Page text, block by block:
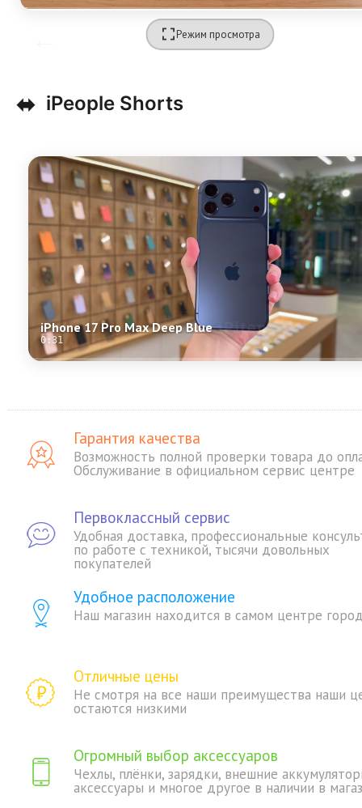
Режим просмотра
⬌ iPeople Shorts
iPhone 17 Pro Max Deep Blue
0:31
Гарантия качества
Возможность полной проверки товара до
Обслуживание в официальном сервис центре
Первоклассный сервис
Удобная доставка, профессиональные
по работе с техникой, тысячи довольных
покупателей
Удобное расположение
Наш магазин находится в самом центре
Отличные цены
Не смотря на все наши преимущества наши
остаются низкими
Огромный выбор аксессуаров
Чехлы, плёнки, зарядки, внешние
аксессуары и многое другое в наличии в